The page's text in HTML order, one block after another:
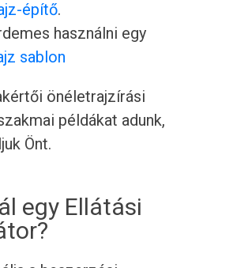
építő.
használni egy
sablon
önéletrajzírási
példákat adunk,
Önt.
egy Ellátási